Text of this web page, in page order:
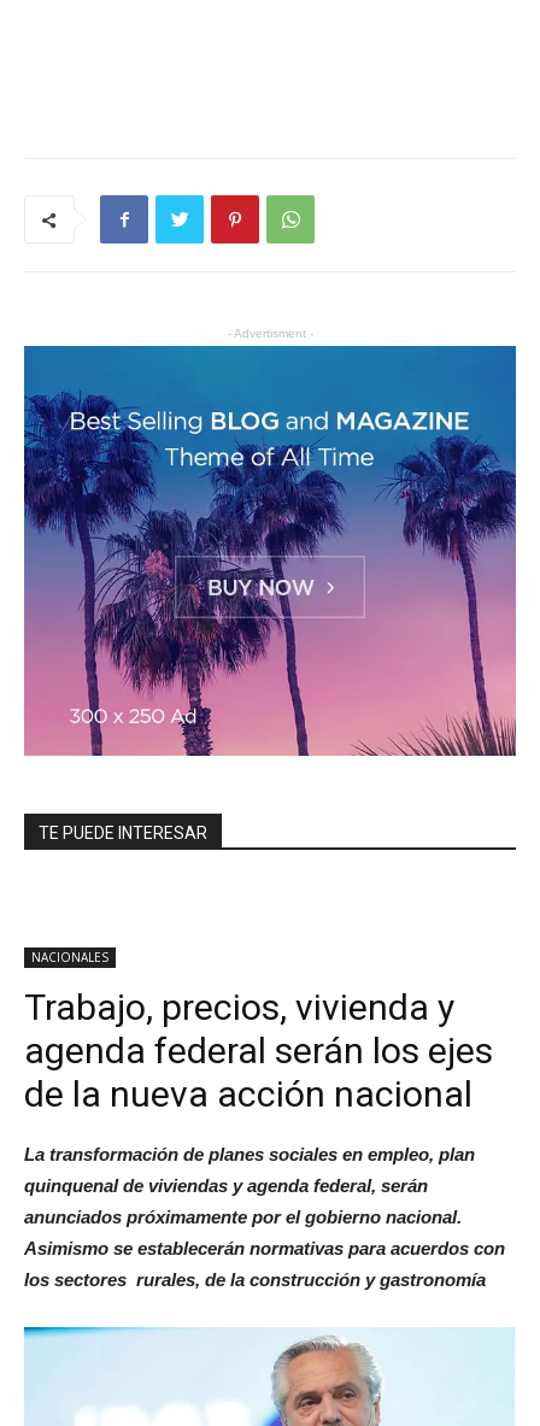
- Advertisment -
TE PUEDE INTERESAR